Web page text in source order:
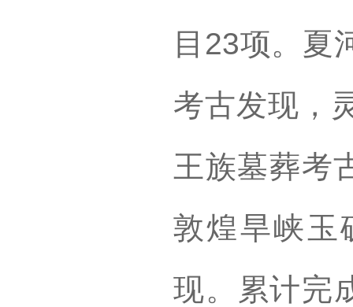
目23项。夏
考古发现，
王族墓葬考
敦煌旱峡玉
现。累计完